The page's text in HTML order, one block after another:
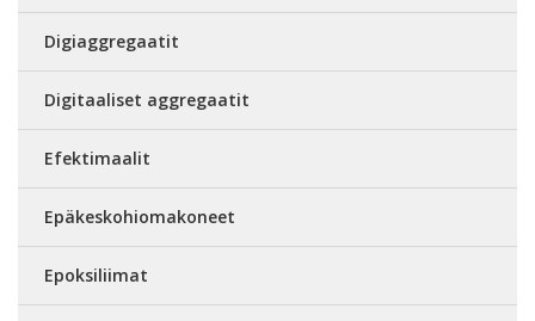
Digiaggregaatit
Digitaaliset aggregaatit
Efektimaalit
Epäkeskohiomakoneet
Epoksiliimat